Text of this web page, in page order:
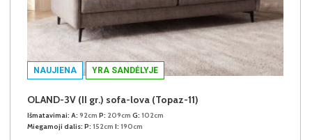
NAUJIENA YRA SANDĖLYJE
OLAND-3V (II gr.) sofa-lova (Topaz-11)
Išmatavimai: A: 92cm P: 209cm G: 102cm
Miegamoji dalis: P: 152cm I: 190cm